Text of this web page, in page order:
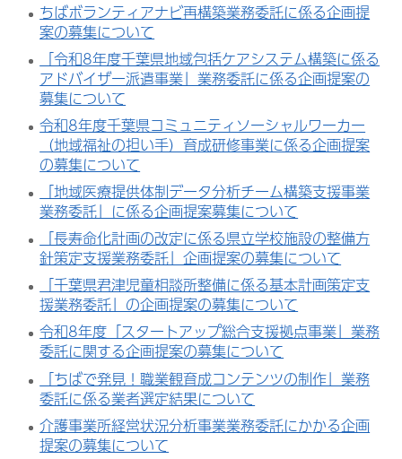
ちばボランティアナビ再構築業務委託に係る企画提
案の募集について
「令和8年度千葉県地域包括ケアシステム構築に係る
アドバイザー派遣事業」業務委託に係る企画提案の
募集について
令和8年度千葉県コミュニティソーシャルワーカー
（地域福祉の担い手）育成研修事業に係る企画提案
の募集について
「地域医療提供体制データ分析チーム構築支援事業
業務委託」に係る企画提案募集について
「長寿命化計画の改定に係る県立学校施設の整備方
針策定支援業務委託」企画提案の募集について
「千葉県君津児童相談所整備に係る基本計画策定支
援業務委託」の企画提案の募集について
令和8年度「スタートアップ総合支援拠点事業」業務
委託に関する企画提案の募集について
「ちばで発見！職業観育成コンテンツの制作」業務
委託に係る業者選定結果について
介護事業所経営状況分析事業業務委託にかかる企画
提案の募集について